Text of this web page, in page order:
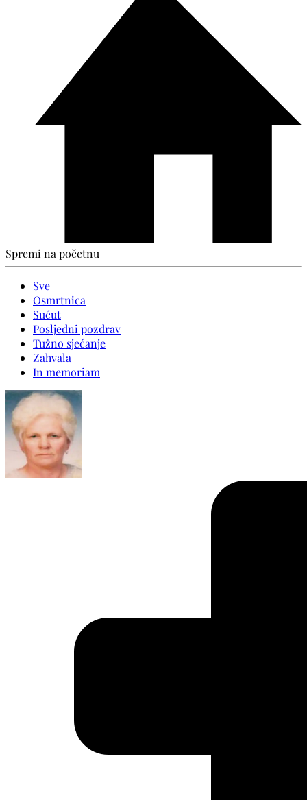
Spremi na početnu
Sve
Osmrtnica
Sućut
Posljedni pozdrav
Tužno sjećanje
Zahvala
In memoriam